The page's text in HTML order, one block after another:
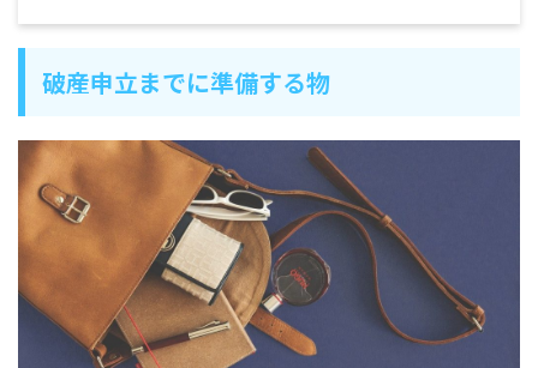
破産申立までに準備する物